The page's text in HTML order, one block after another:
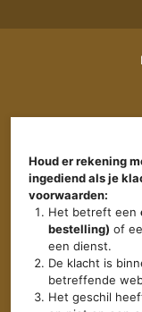
Houd er rekening
ingediend als je
voorwaarden:
Het betreft een
bestelling) of
een dienst.
De klacht is
betreffende
Het geschil